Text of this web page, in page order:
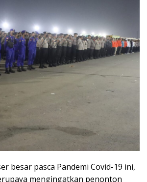
besar pasca Pandemi Covid-19 ini,
mengingatkan penonton